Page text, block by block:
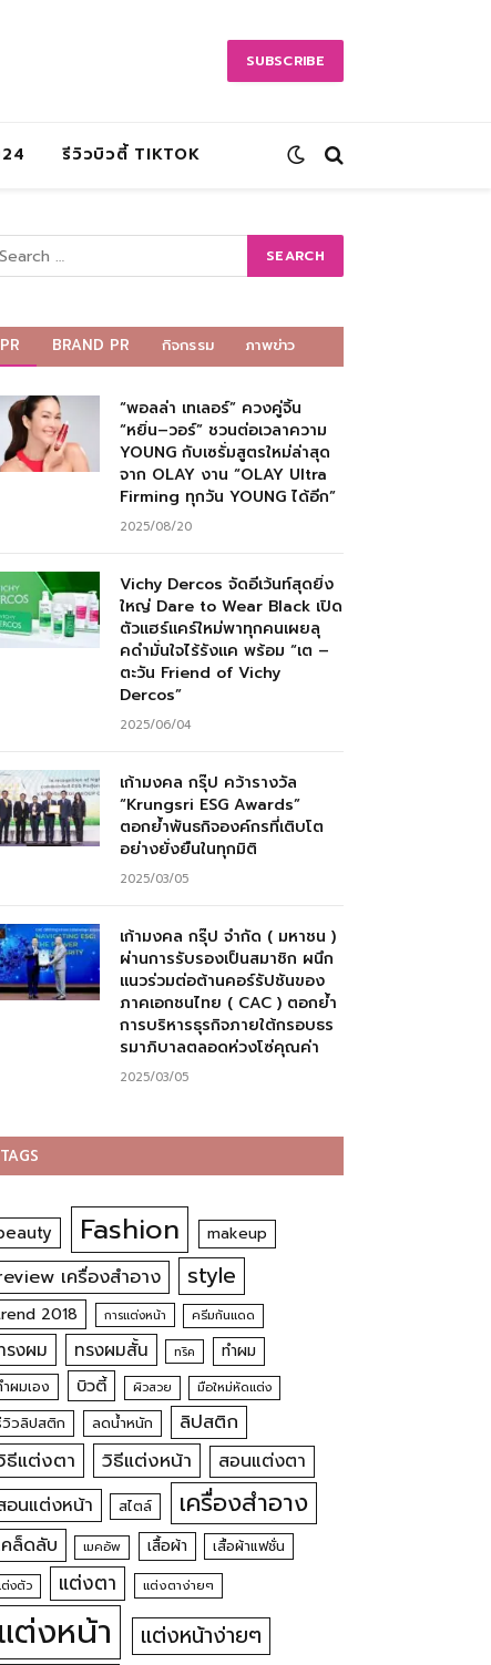
SUBSCRIBE
รีวิวบิวตี้ TIKTOK
PR BRAND PR กิจกรรม ภาพข่าว
“พอลล่า เทเลอร์” ควงคู่จิ้น
“หยิ่น–วอร์” ชวนต่อเวลาความ
YOUNG กับเซรั่มสูตรใหม่ล่าสุด
จาก OLAY งาน “OLAY Ultra
Firming ทุกวัน YOUNG ได้อีก”
2025/08/20
Vichy Dercos จัดอีเว้นท์สุดยิ่ง
ใหญ่ Dare to Wear Black เปิด
ตัวแฮร์แคร์ใหม่พาทุกคนเผยลุ
คดำมั่นใจไร้รังแค พร้อม “เต –
ตะวัน Friend of Vichy
Dercos”
2025/06/04
เก้ามงคล กรุ๊ป คว้ารางวัล
“Krungsri ESG Awards”
ตอกย้ำพันธกิจองค์กรที่เติบโต
อย่างยั่งยืนในทุกมิติ
2025/03/05
เก้ามงคล กรุ๊ป จำกัด ( มหาชน )
ผ่านการรับรองเป็นสมาชิก ผนึก
แนวร่วมต่อต้านคอร์รัปชันของ
ภาคเอกชนไทย ( CAC ) ตอกย้ำ
การบริหารธุรกิจภายใต้กรอบธร
รมาภิบาลตลอดห่วงโซ่คุณค่า
2025/03/05
TAGS
Fashion makeup
เครื่องสำอาง style
2018 การแต่งหน้า ครีมกันแดด
รงผม ทรงผมสั้น ทริค ทำผม
ผมเอง บิวตี้ ผิวสวย มือใหม่หัดแต่ง
วิวลิปสติก ลดน้ำหนัก ลิปสติก
ธีแต่งตา วิธีแต่งหน้า สอนแต่งตา
อนแต่งหน้า สไตล์ เครื่องสำอาง
คล็ดลับ เมคอัพ เสื้อผ้า เสื้อผ้าแฟชั่น
งตัว แต่งตา แต่งตาง่ายๆ
แต่งหน้า แต่งหน้าง่ายๆ